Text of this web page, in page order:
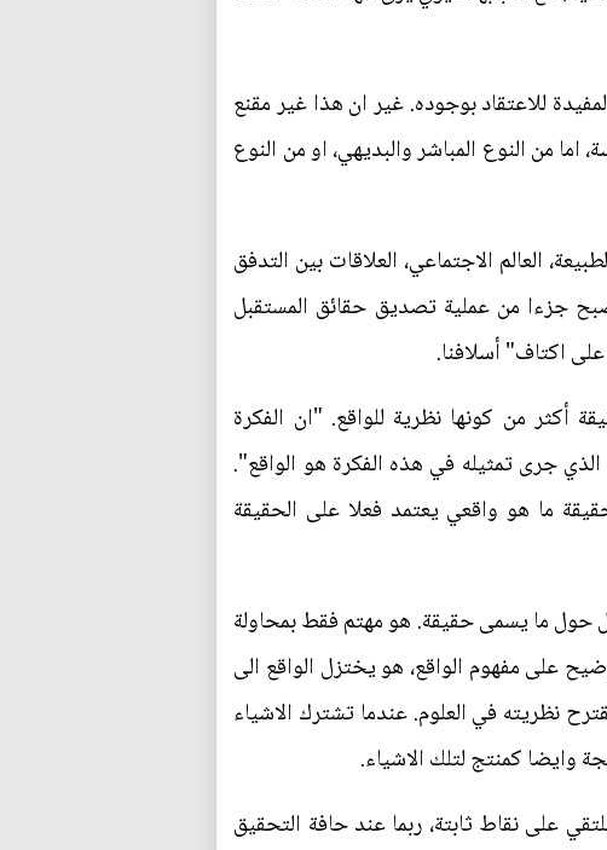
للاعتقاد بوجوده. غير ان هذا غير مقنع
من النوع المباشر والبديهي، او من النوع
العالم الاجتماعي، العلاقات بين التدفق
جزءا من عملية تصديق حقائق المستقبل
اكتاف" أسلافنا.
أكثر من كونها نظرية للواقع. "ان الفكرة
جرى تمثيله في هذه الفكرة هو الواقع".
ما هو واقعي يعتمد فعلا على الحقيقة
حول ما يسمى حقيقة. هو مهتم فقط بمحاولة
على مفهوم الواقع، هو يختزل الواقع الى
نظريته في العلوم. عندما تشترك الاشياء
وايضا كمنتج لتلك الاشياء.
على نقاط ثابتة، ربما عند حافة التحقيق